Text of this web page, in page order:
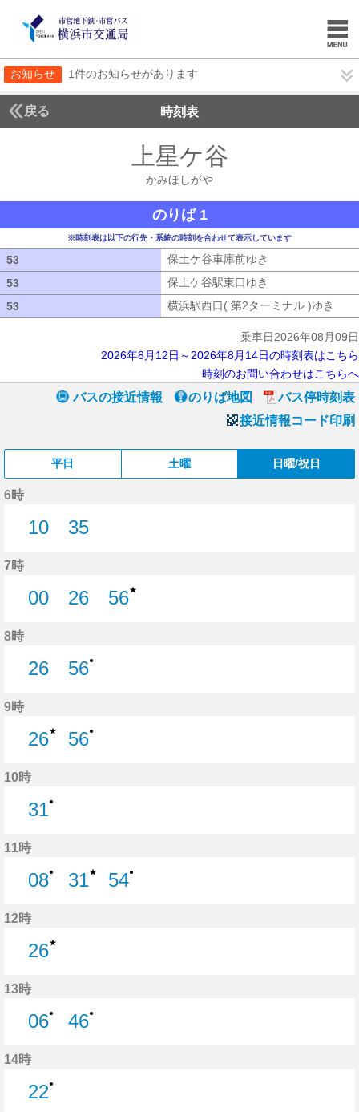
お知らせ 1件のお知らせがあります
戻る 時刻表
上星ケ谷
かみほしがや
のりば 1
※時刻表は以下の行先・系統の時刻を合わせて表示しています
53 保土ケ谷車庫前ゆき
53
保土ケ谷駅東口ゆき
53
横浜駅西口( 第2ターミナル )ゆき
乗車日2026年08月09日
2026年8月12日～2026年8月14日の時刻表はこちら
時刻のお問い合わせはこちらへ
バスの接近情報 のりば地図
バス停時刻表
接近情報コード印刷
平日 土曜 日曜/祝日
6時
10
35
7時
00
26
56★
8時
26
56●
9時
26★
56●
10時
31●
11時
08●
31★
54●
12時
26★
13時
06●
46●
14時
22●